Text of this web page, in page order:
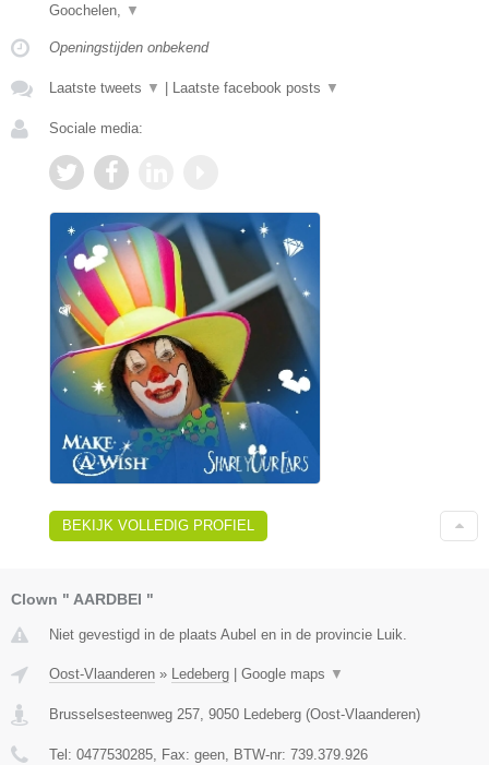
Goochelen, ▼
Openingstijden onbekend
Laatste tweets ▼ Laatste facebook posts ▼
Sociale media:
BEKIJK VOLLEDIG PROFIEL
Clown " AARDBEI "
Niet gevestigd in de plaats Aubel en in de provincie Luik.
Oost-Vlaanderen » Ledeberg Google maps ▼
Brusselsesteenweg 257, 9050 Ledeberg (Oost-Vlaanderen)
Tel: 0477530285, Fax: geen, BTW-nr: 739.379.926